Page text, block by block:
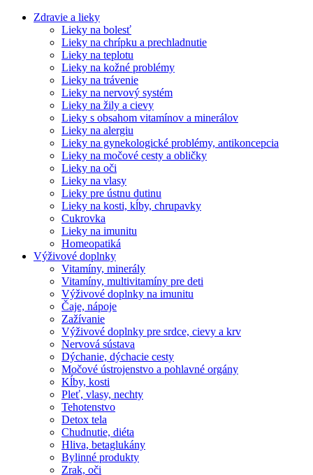
Zdravie a lieky
Lieky na bolesť
Lieky na chrípku a prechladnutie
Lieky na teplotu
Lieky na kožné problémy
Lieky na trávenie
Lieky na nervový systém
Lieky na žily a cievy
Lieky s obsahom vitamínov a minerálov
Lieky na alergiu
Lieky na gynekologické problémy, antikoncepcia
Lieky na močové cesty a obličky
Lieky na oči
Lieky na vlasy
Lieky pre ústnu dutinu
Lieky na kosti, kĺby, chrupavky
Cukrovka
Lieky na imunitu
Homeopatiká
Výživové doplnky
Vitamíny, minerály
Vitamíny, multivitamíny pre deti
Výživové doplnky na imunitu
Čaje, nápoje
Zažívanie
Výživové doplnky pre srdce, cievy a krv
Nervová sústava
Dýchanie, dýchacie cesty
Močové ústrojenstvo a pohlavné orgány
Kĺby, kosti
Pleť, vlasy, nechty
Tehotenstvo
Detox tela
Chudnutie, diéta
Hliva, betaglukány
Bylinné produkty
Zrak, oči